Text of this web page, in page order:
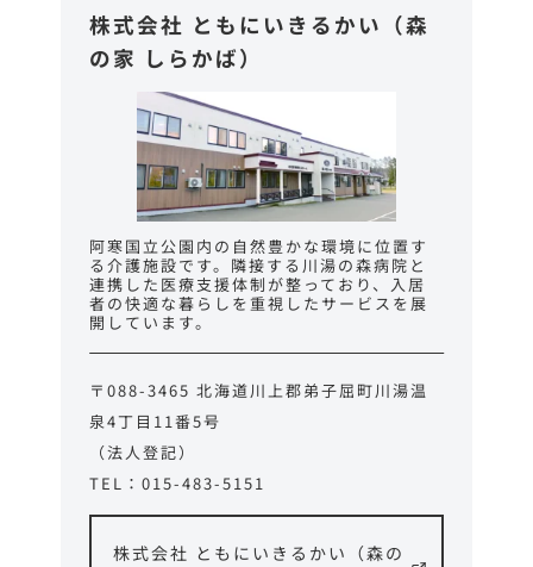
株式会社 ともにいきるかい（森
の家 しらかば）
阿寒国立公園内の自然豊かな環境に位置す
る介護施設です。隣接する川湯の森病院と
連携した医療支援体制が整っており、入居
者の快適な暮らしを重視したサービスを展
開しています。
〒088-3465 北海道川上郡弟子屈町川湯温
泉4丁目11番5号
（法人登記）
TEL：015-483-5151
株式会社 ともにいきるかい（森の